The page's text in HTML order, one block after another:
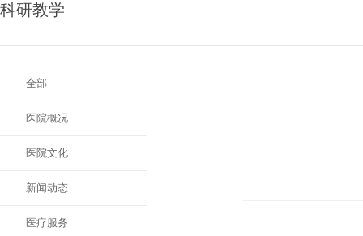
科研教学
全部
医院概况
医院文化
新闻动态
医疗服务